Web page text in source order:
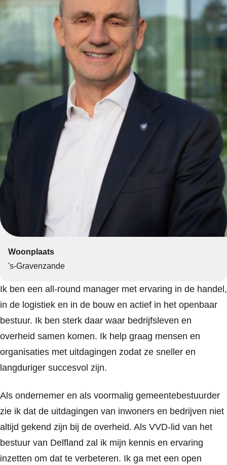
Woonplaats
's-Gravenzande
Ik ben een all-round manager met ervaring in de handel,
in de logistiek en in de bouw en actief in het openbaar
bestuur. Ik ben sterk daar waar bedrijfsleven en
overheid samen komen. Ik help graag mensen en
organisaties met uitdagingen zodat ze sneller en
langduriger succesvol zijn.
Als ondernemer en als voormalig gemeentebestuurder
zie ik dat de uitdagingen van inwoners en bedrijven niet
altijd gekend zijn bij de overheid. Als VVD-lid van het
bestuur van Delfland zal ik mijn kennis en ervaring
inzetten om dat te verbeteren. Ik ga met een open